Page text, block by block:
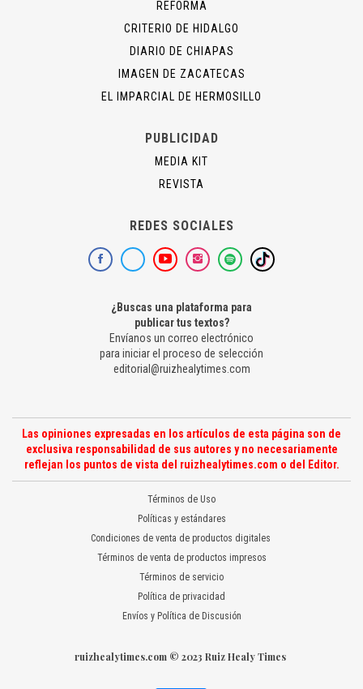
REFORMA
CRITERIO DE HIDALGO
DIARIO DE CHIAPAS
IMAGEN DE ZACATECAS
EL IMPARCIAL DE HERMOSILLO
PUBLICIDAD
MEDIA KIT
REVISTA
REDES SOCIALES
¿Buscas una plataforma para
publicar tus textos?
Envíanos un correo electrónico
para iniciar el proceso de selección
editorial@ruizhealytimes.com
Las opiniones expresadas en los artículos de esta página son de
exclusiva responsabilidad de sus autores y no necesariamente
reflejan los puntos de vista del ruizhealytimes.com o del Editor.
Términos de Uso
Políticas y estándares
Condiciones de venta de productos digitales
Términos de venta de productos impresos
Términos de servicio
Política de privacidad
Envíos y Política de Discusión
ruizhealytimes.com © 2023 Ruiz Healy Times